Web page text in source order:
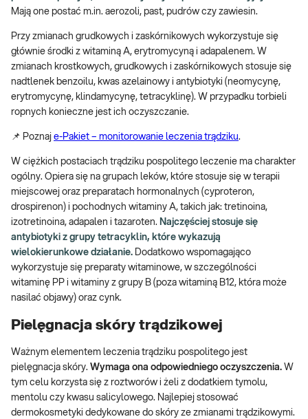
Mają one postać m.in. aerozoli, past, pudrów czy zawiesin.
Przy zmianach grudkowych i zaskórnikowych wykorzystuje się
głównie środki z witaminą A, erytromycyną i adapalenem. W
zmianach krostkowych, grudkowych i zaskórnikowych stosuje się
nadtlenek benzoilu, kwas azelainowy i antybiotyki (neomycynę,
erytromycynę, klindamycynę, tetracyklinę). W przypadku torbieli
ropnych konieczne jest ich oczyszczanie.
📌 Poznaj e-Pakiet – monitorowanie leczenia trądziku.
W ciężkich postaciach trądziku pospolitego leczenie ma charakter
ogólny. Opiera się na grupach leków, które stosuje się w terapii
miejscowej oraz preparatach hormonalnych (cyproteron,
drospirenon) i pochodnych witaminy A, takich jak: tretinoina,
izotretinoina, adapalen i tazaroten. Najczęściej stosuje się
antybiotyki z grupy tetracyklin, które wykazują
wielokierunkowe działanie. Dodatkowo wspomagająco
wykorzystuje się preparaty witaminowe, w szczególności
witaminę PP i witaminy z grupy B (poza witaminą B12, która może
nasilać objawy) oraz cynk.
Pielęgnacja skóry trądzikowej
Ważnym elementem leczenia trądziku pospolitego jest
pielęgnacja skóry. Wymaga ona odpowiedniego oczyszczenia. W
tym celu korzysta się z roztworów i żeli z dodatkiem tymolu,
mentolu czy kwasu salicylowego. Najlepiej stosować
dermokosmetyki dedykowane do skóry ze zmianami trądzikowymi.